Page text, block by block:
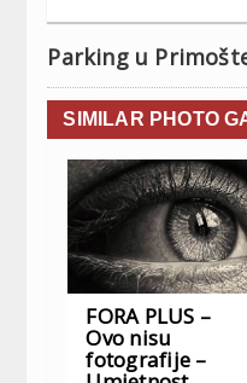
Parking u
SIMILAR PHOTO
FORA PLUS –
Ovo nisu
fotografije –